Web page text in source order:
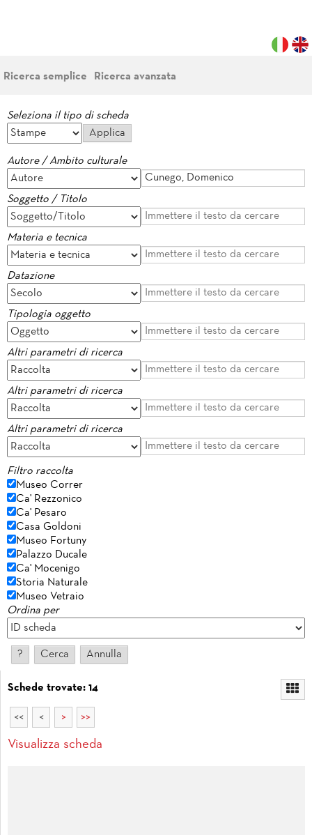
Ricerca semplice Ricerca avanzata
Seleziona il tipo di scheda
Autore / Ambito culturale
Soggetto / Titolo
Materia e tecnica
Datazione
Tipologia oggetto
Altri parametri di ricerca
Altri parametri di ricerca
Altri parametri di ricerca
Filtro raccolta
Museo Correr
Ca' Rezzonico
Ca' Pesaro
Casa Goldoni
Museo Fortuny
Palazzo Ducale
Ca' Mocenigo
Storia Naturale
Museo Vetraio
Ordina per
Schede trovate: 14
<< < > >>
Visualizza scheda